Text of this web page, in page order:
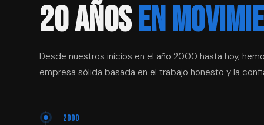
20 AÑOSEN
Desde nuestros inicios en el año 2000 hasta hoy,
empresa sólida basada en el trabajo honesto y la
2000